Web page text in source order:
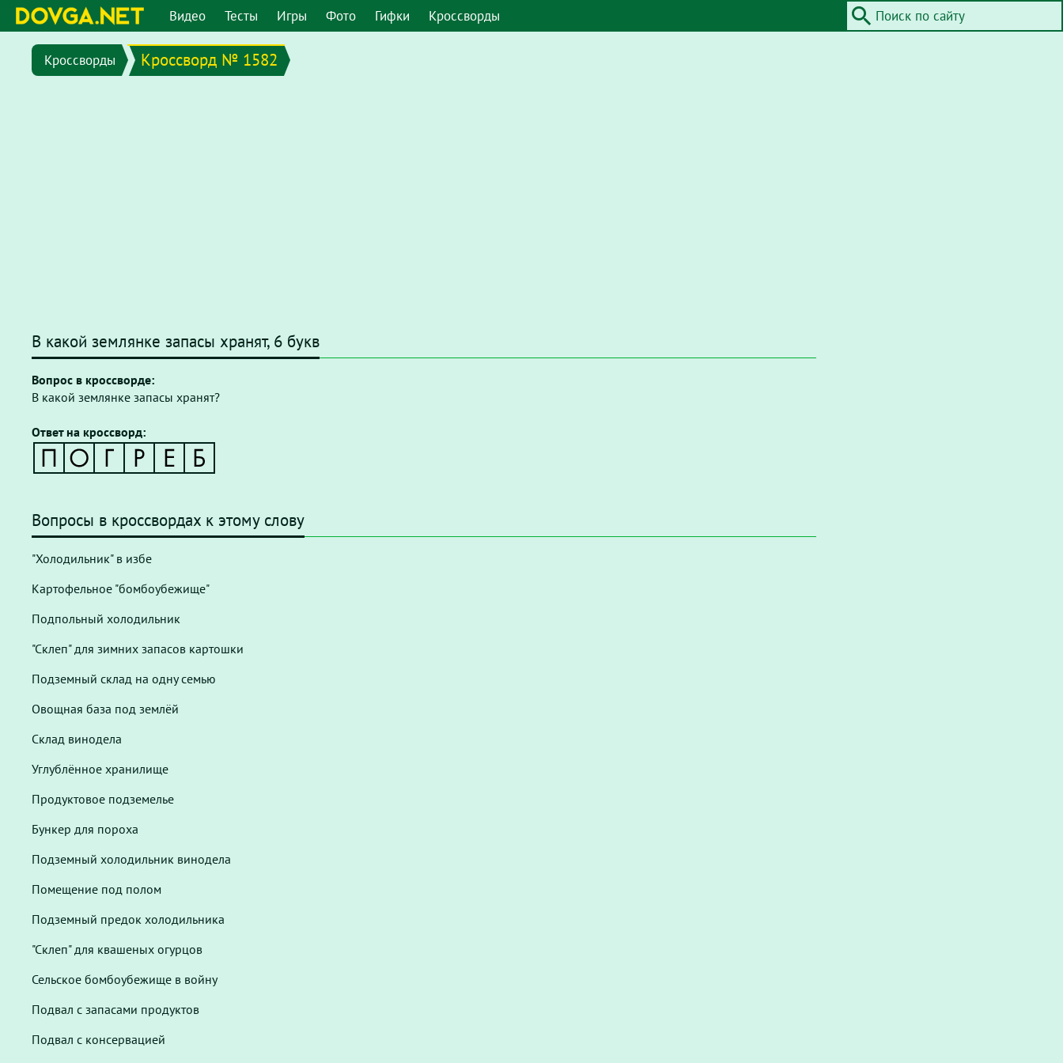
Видео Тесты Игры Фото Гифки Кроссворды
Кроссворды Кроссворд № 1582
В какой землянке запасы хранят, 6 букв
Вопрос в кроссворде:
В какой землянке запасы хранят?
Ответ на кроссворд:
Вопросы в кроссвордах к этому слову
"Холодильник" в избе
Картофельное "бомбоубежище"
Подпольный холодильник
"Склеп" для зимних запасов картошки
Подземный склад на одну семью
Овощная база под землёй
Склад винодела
Углублённое хранилище
Продуктовое подземелье
Бункер для пороха
Подземный холодильник винодела
Помещение под полом
Подземный предок холодильника
"Склеп" для квашеных огурцов
Сельское бомбоубежище в войну
Подвал с запасами продуктов
Подвал с консервацией